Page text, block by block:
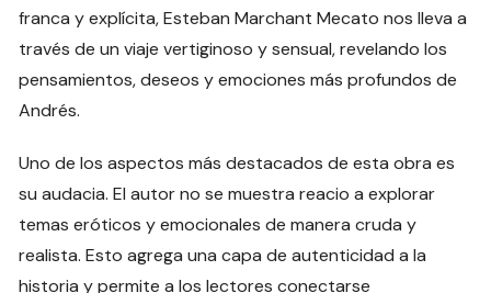
franca y explícita, Esteban Marchant Mecato nos lleva a
través de un viaje vertiginoso y sensual, revelando los
pensamientos, deseos y emociones más profundos de
Andrés.
Uno de los aspectos más destacados de esta obra es
su audacia. El autor no se muestra reacio a explorar
temas eróticos y emocionales de manera cruda y
realista. Esto agrega una capa de autenticidad a la
historia y permite a los lectores conectarse